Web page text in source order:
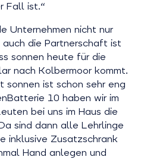
Fall ist.“
Unternehmen nicht nur
die Partnerschaft ist
sonnen heute für die
nach Kolbermoor kommt.
sonnen ist schon sehr eng
10 haben wir im
bei uns im Haus die
sind dann alle Lehrlinge
inklusive Zusatzschrank
Hand anlegen und